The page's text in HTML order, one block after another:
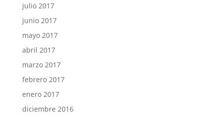
julio 2017
junio 2017
mayo 2017
abril 2017
marzo 2017
febrero 2017
enero 2017
diciembre 2016